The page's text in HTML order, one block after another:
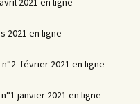
2021 en ligne
février 2021 en ligne
janvier 2021 en ligne